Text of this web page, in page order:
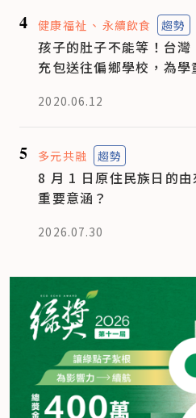
4 健康福祉 永續飲食 趨勢
孩子的肚子不能等！台
充包送往偏鄉學校，為
2020.06.12
5 多元共融 趨勢
8 月 1 日原住民族日的
重要意涵？
2026.07.30